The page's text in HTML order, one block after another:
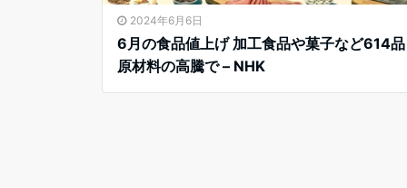
2024年6月6日
6月の食品値上げ 加工食品や菓子など614
原材料の高騰で – NHK